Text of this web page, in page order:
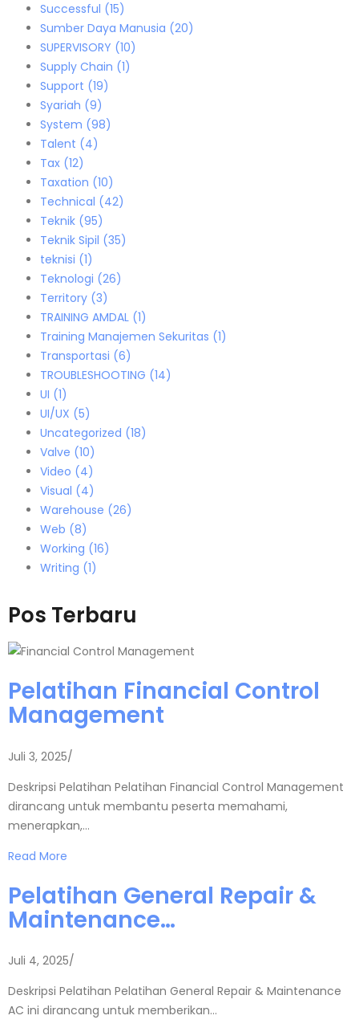
Successful (15)
Sumber Daya Manusia (20)
SUPERVISORY (10)
Supply Chain (1)
Support (19)
Syariah (9)
System (98)
Talent (4)
Tax (12)
Taxation (10)
Technical (42)
Teknik (95)
Teknik Sipil (35)
teknisi (1)
Teknologi (26)
Territory (3)
TRAINING AMDAL (1)
Training Manajemen Sekuritas (1)
Transportasi (6)
TROUBLESHOOTING (14)
UI (1)
UI/UX (5)
Uncategorized (18)
Valve (10)
Video (4)
Visual (4)
Warehouse (26)
Web (8)
Working (16)
Writing (1)
Pos Terbaru
Pelatihan Financial Control
Management
Juli 3, 2025/
Deskripsi Pelatihan Pelatihan Financial Control Management
dirancang untuk membantu peserta memahami,
menerapkan,…
Read More
Pelatihan General Repair &
Maintenance…
Juli 4, 2025/
Deskripsi Pelatihan Pelatihan General Repair & Maintenance
AC ini dirancang untuk memberikan…